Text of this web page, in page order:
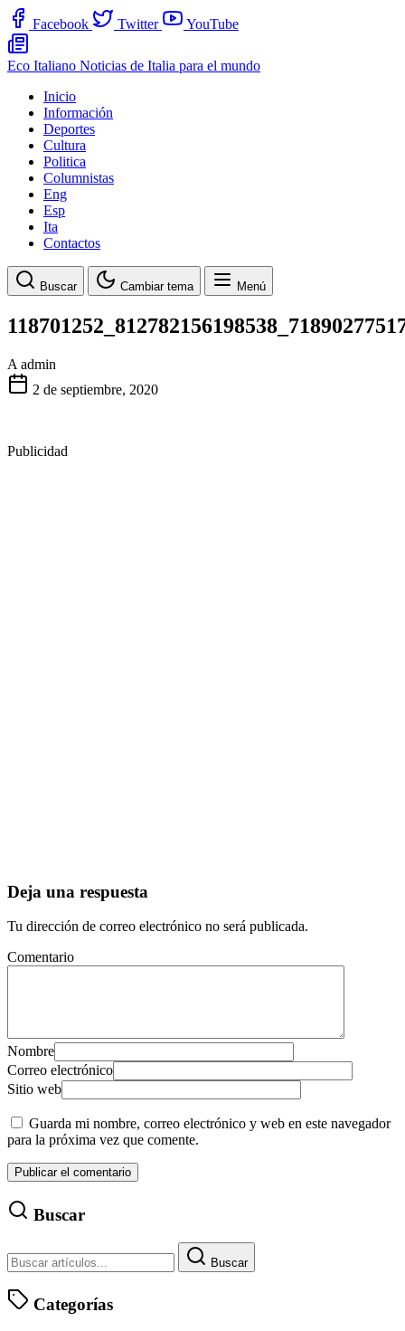
Facebook Twitter YouTube
Eco Italiano Noticias de Italia para el mundo
Inicio
Información
Deportes
Cultura
Politica
Columnistas
Eng
Esp
Ita
Contactos
Buscar Cambiar tema Menú
A admin
2 de septiembre, 2020
Publicidad
Deja una respuesta
Tu dirección de correo electrónico no será publicada.
Comentario
Nombre
Correo electrónico
Sitio web
Guarda mi nombre, correo electrónico y web en este navegador
para la próxima vez que comente.
Buscar
Buscar
Categorías